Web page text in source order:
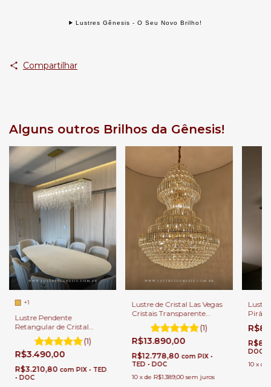
Lustres Gênesis - O Seu Novo Brilho!
Compartilhar
Alguns outros Brilhos da Gênesis!
+1
Lustre Pendente
Retangular de Cristal
Fabulous 150x20 Para Sala
de Jantar
(1)
R$3.490,00
R$3.210,80 com PIX • TED
• DOC
Lustre de Cristal Las Vegas
Cristais Transparente
Ø110x160 para Casas com
Pé Direito Duplo e Buffet
(1)
R$13.890,00
R$12.778,80 com PIX •
TED • DOC
10 xde R$1.389,00 sem juros
Sala
DOC
10 x de